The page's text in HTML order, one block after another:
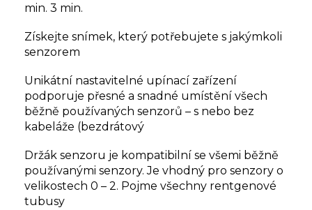
min. 3 min.
Získejte snímek, který potřebujete s jakýmkoli
senzorem
Unikátní nastavitelné upínací zařízení
podporuje přesné a snadné umístění všech
běžně používaných senzorů – s nebo bez
kabeláže (bezdrátový
Držák senzoru je kompatibilní se všemi běžně
používanými senzory. Je vhodný pro senzory o
velikostech 0 – 2. Pojme všechny rentgenové
tubusy